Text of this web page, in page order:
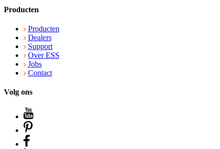
Producten
Producten
Dealers
Support
Over ESS
Jobs
Contact
Volg ons